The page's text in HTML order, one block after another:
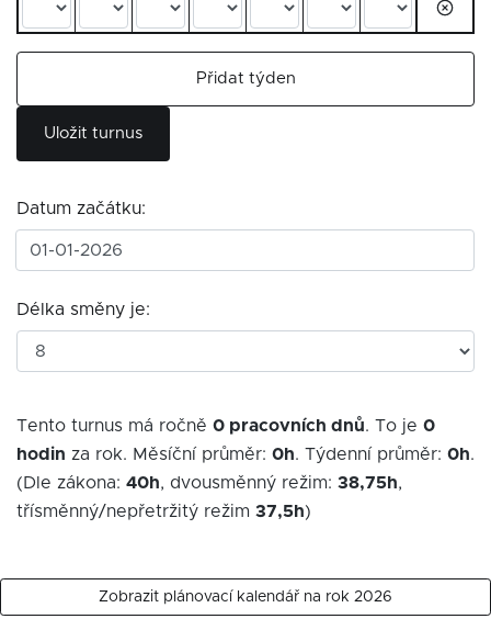
Přidat týden
Uložit turnus
Datum začátku:
Délka směny je:
Tento turnus má ročně 0 pracovních dnů. To je 0
hodin za rok. Měsíční průměr: 0h. Týdenní průměr: 0h.
(Dle zákona: 40h, dvousměnný režim: 38,75h,
třísměnný/nepřetržitý režim 37,5h)
Zobrazit plánovací kalendář na rok 2026